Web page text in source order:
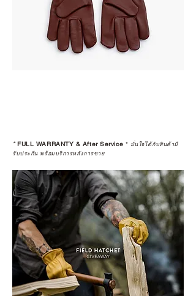
*FULL WARRANTY & After Service * มั่นใจได้กับสินค้ามี
รับประกัน พร้อมบริการหลังการขาย